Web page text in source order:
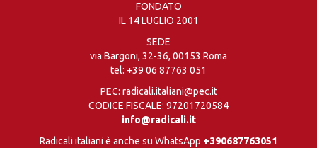
FONDATO
IL 14 LUGLIO 2001
SEDE
via Bargoni, 32-36, 00153 Roma
tel: +39 06 87763 051
PEC: radicali.italiani@pec.it
CODICE FISCALE: 97201720584
info@radicali.it
Radicali italiani è anche su WhatsApp +390687763051